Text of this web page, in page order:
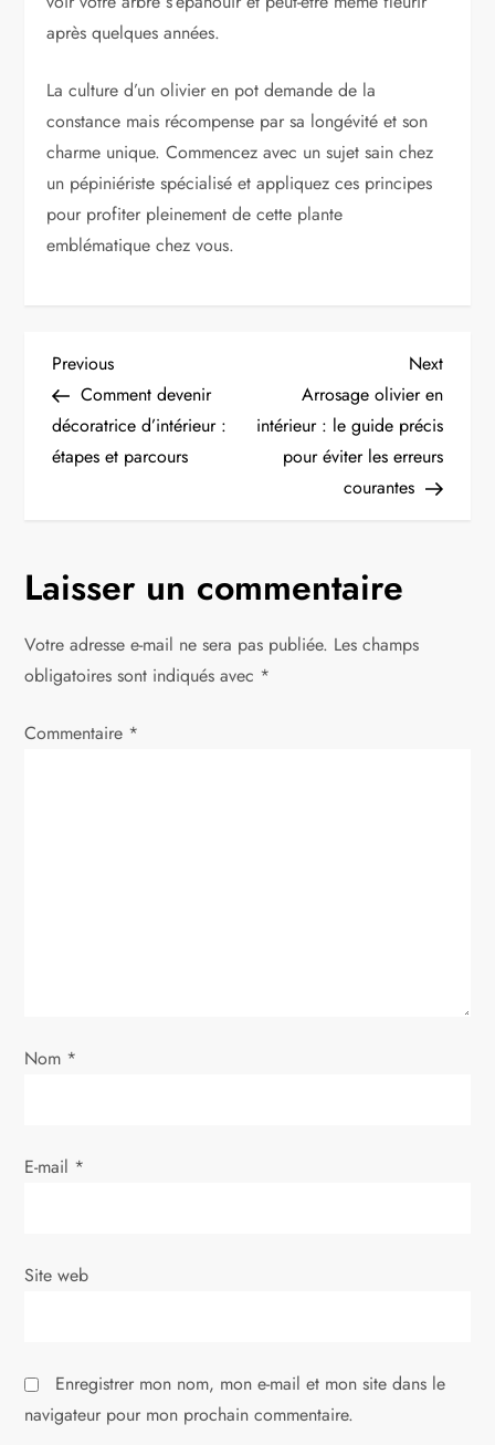
après quelques années.
La culture d’un olivier en pot demande de la
constance mais récompense par sa longévité et son
charme unique. Commencez avec un sujet sain chez
un pépiniériste spécialisé et appliquez ces principes
pour profiter pleinement de cette plante
emblématique chez vous.
N
a
v
g
a
t
i
’
r
e
Previous
Post
Previous
Comment devenir
décoratrice d’intérieur :
étapes et parcours
Next
Post
Next
Arrosage olivier en
intérieur : le guide précis
pour éviter les erreurs
courantes
Laisser un commentaire
Votre adresse e-mail ne sera pas publiée. Les champs
obligatoires sont indiqués avec *
Commentaire *
Nom *
E-mail *
Site web
Enregistrer mon nom, mon e-mail et mon site dans le
navigateur pour mon prochain commentaire.